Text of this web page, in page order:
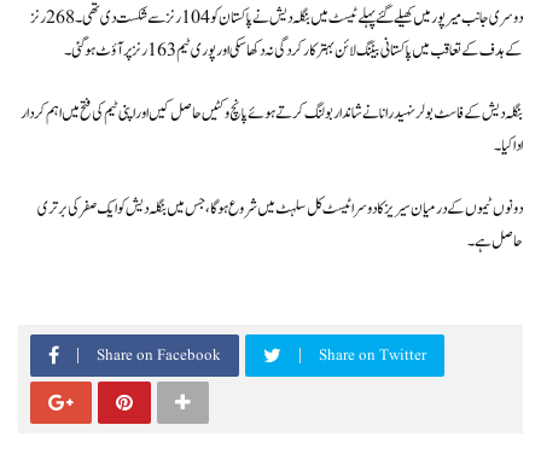
دوسری جانب میرپور میں کھیلے گئے پہلے ٹیسٹ میں بنگلہ دیش نے پاکستان کو 104 رنز سے شکست دی تھی۔ 268 رنز
کے ہدف کے تعاقب میں پاکستانی بیٹنگ لائن بہتر کارکردگی نہ دکھا سکی اور پوری ٹیم 163 رنز پر آؤٹ ہو گئی۔
بنگلہ دیش کے فاسٹ بولر نہید رانا نے شاندار بولنگ کرتے ہوئے پانچ وکٹیں حاصل کیں اور اپنی ٹیم کی فتح میں اہم کردار
ادا کیا۔
دونوں ٹیموں کے درمیان سیریز کا دوسرا ٹیسٹ کل سلہٹ میں شروع ہوگا، جس میں بنگلہ دیش کو ایک صفر کی برتری
حاصل ہے۔
Share on Facebook Share on Twitter